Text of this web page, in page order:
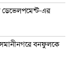
ডেভেলপমেন্ট-এর
বনফুলকে